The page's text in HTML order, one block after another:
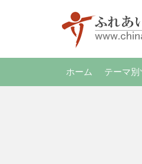
ホーム テーマ別